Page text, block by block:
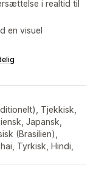
i realtid til
en visuel
Tjekkisk,
Japansk,
(Brasilien),
Tyrkisk, Hindi,